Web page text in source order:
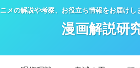
メの解説や考察、お役立ち情報をお届け
漫画解説研